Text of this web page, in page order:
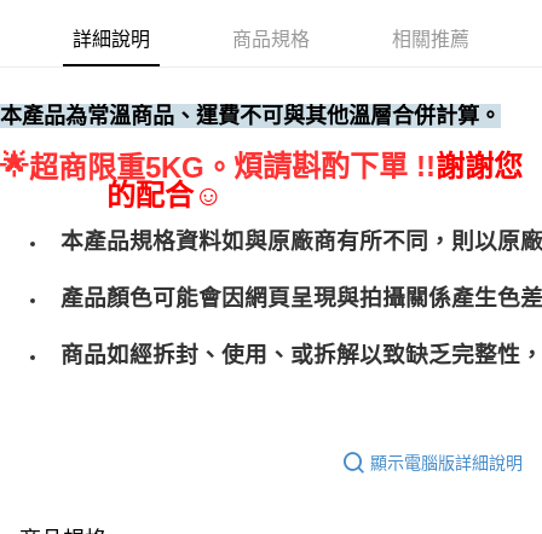
詳細說明 商品規格 相關推薦
本產品為常溫商品、運費不可與其他溫層合併計算。
🌟超商限重5KG。 煩請斟酌下單 !!謝謝您
的配合☺
本產品規格資料如與原廠商有所不同，則以原
產品顏色可能會因網頁呈現與拍攝關係產生色
商品如經拆封、使用、或拆解以致缺乏完整性
顯示電腦版詳細說明